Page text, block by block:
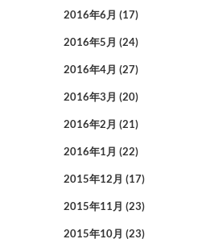
2016年6月 (17)
2016年5月 (24)
2016年4月 (27)
2016年3月 (20)
2016年2月 (21)
2016年1月 (22)
2015年12月 (17)
2015年11月 (23)
2015年10月 (23)